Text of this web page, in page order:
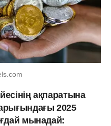
ақпаратына
2025
мынадай: